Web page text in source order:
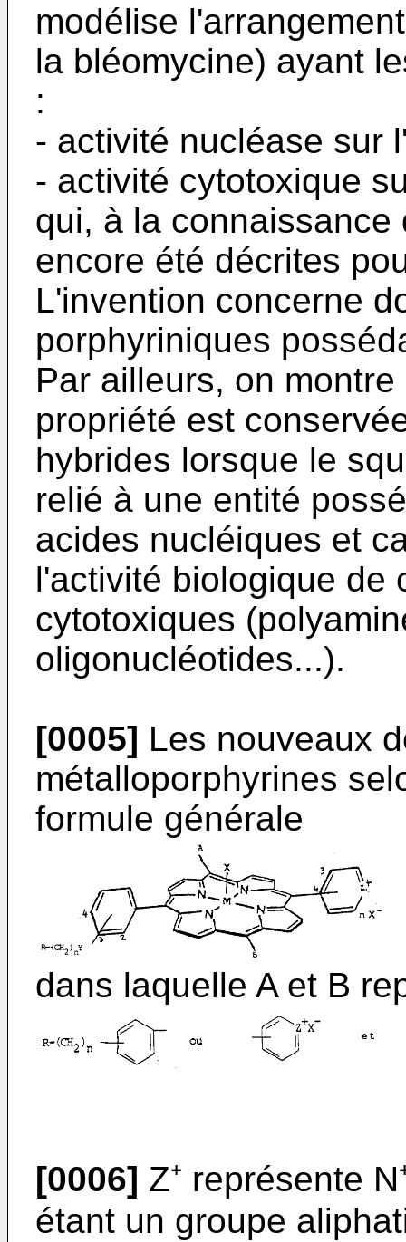
modélise
la bléomy­cine) ayant
:
- activité nucléase sur
- activité cytotoxique
qui, à la
en­core été décrites
L'in­vention concerne
porphyri­niques
Par ailleurs, on
propriété est
hybrides lorsque le
relié à une entité
acides nucléiques et
l'activité biologique de
cytotoxiques
oligonucléotides...).
[0005] Les nouveaux
métalloporphyrines
formule générale
dans laquelle A et B
[0006] Z⁺ représente
étant un groupe